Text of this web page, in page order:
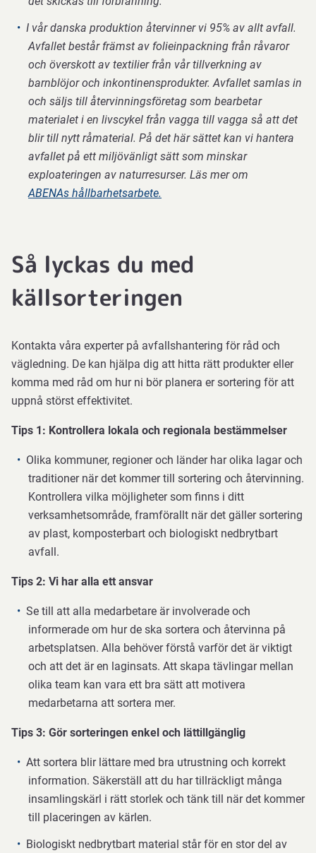
I vår danska produktion återvinner vi 95% av allt avfall.
Avfallet består främst av folieinpackning från råvaror
och överskott av textilier från vår tillverkning av
barnblöjor och inkontinensprodukter. Avfallet samlas in
och säljs till återvinningsföretag som bearbetar
materialet i en livscykel från vagga till vagga så att det
blir till nytt råmaterial. På det här sättet kan vi hantera
avfallet på ett miljövänligt sätt som minskar
exploateringen av naturresurser. Läs mer om
ABENAs hållbarhetsarbete.
Så lyckas du med
källsorteringen
Kontakta våra experter på avfallshantering för råd och
vägledning. De kan hjälpa dig att hitta rätt produkter eller
komma med råd om hur ni bör planera er sortering för att
uppnå störst effektivitet.
Tips 1: Kontrollera lokala och regionala bestämmelser
Olika kommuner, regioner och länder har olika lagar och
traditioner när det kommer till sortering och återvinning.
Kontrollera vilka möjligheter som finns i ditt
verksamhetsområde, framförallt när det gäller sortering
av plast, komposterbart och biologiskt nedbrytbart
avfall.
Tips 2: Vi har alla ett ansvar
Se till att alla medarbetare är involverade och
informerade om hur de ska sortera och återvinna på
arbetsplatsen. Alla behöver förstå varför det är viktigt
och att det är en laginsats. Att skapa tävlingar mellan
olika team kan vara ett bra sätt att motivera
medarbetarna att sortera mer.
Tips 3: Gör sorteringen enkel och lättillgänglig
Att sortera blir lättare med bra utrustning och korrekt
information. Säkerställ att du har tillräckligt många
insamlingskärl i rätt storlek och tänk till när det kommer
till placeringen av kärlen.
Biologiskt nedbrytbart material står för en stor del av